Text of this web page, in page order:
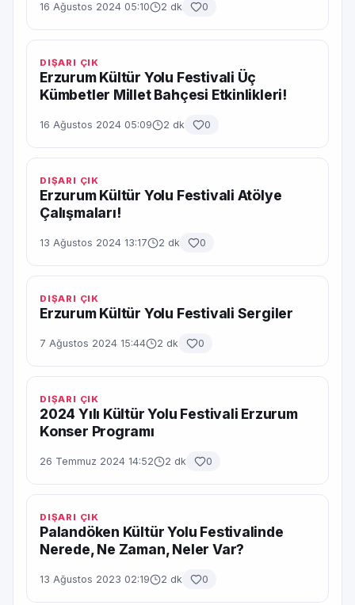
16 Ağustos 2024 05:10 2 dk 0
DIŞARI ÇIK
Erzurum Kültür Yolu Festivali Üç
Kümbetler Millet Bahçesi Etkinlikleri!
16 Ağustos 2024 05:09 2 dk 0
DIŞARI ÇIK
Erzurum Kültür Yolu Festivali Atölye
Çalışmaları!
13 Ağustos 2024 13:17 2 dk 0
DIŞARI ÇIK
Erzurum Kültür Yolu Festivali Sergiler
7 Ağustos 2024 15:44 2 dk 0
DIŞARI ÇIK
2024 Yılı Kültür Yolu Festivali Erzurum
Konser Programı
26 Temmuz 2024 14:52 2 dk 0
DIŞARI ÇIK
Palandöken Kültür Yolu Festivalinde
Nerede, Ne Zaman, Neler Var?
13 Ağustos 2023 02:19 2 dk 0